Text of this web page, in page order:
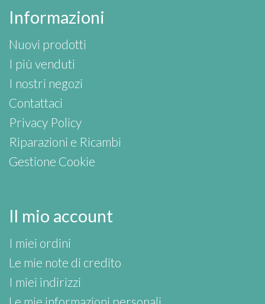
Informazioni
Nuovi prodotti
I più venduti
I nostri negozi
Contattaci
Privacy Policy
Riparazioni e Ricambi
Gestione Cookie
Il mio account
I miei ordini
Le mie note di credito
I miei indirizzi